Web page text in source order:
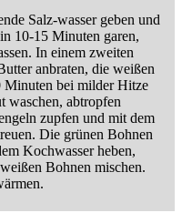
Salz-wasser geben und
10-15 Minuten garen,
In einem zweiten
anbraten, die weißen
Minuten bei milder Hitze
waschen, abtropfen
zupfen und mit dem
Die grünen Bohnen
Kochwasser heben,
Bohnen mischen.